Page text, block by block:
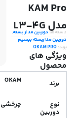
KAM Pro
مدل L3-4G
دسته‌ها دوربین مدار بسته,
دوربین مداربسته بیسیم
برند:OKAM PRO
ویژگی های
محصول
برند OKAM
نوع
دوربین
چرخشی